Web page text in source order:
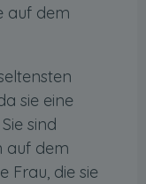
auf dem
sie eine
sind
auf dem
Frau, die sie